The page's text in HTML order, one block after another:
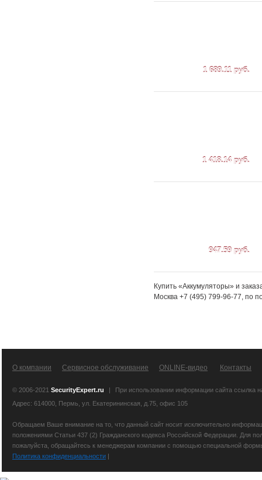
1 689.11 руб.
1 418.14 руб.
947.59 руб.
Купить «Аккумуляторы» и
Москва +7 (495) 799-96-77, по
О компании Сервисное обслуживание ONLINE-видео Контакты
© 2006-2021 SecurityExpert.ru |
При использовании информации сайта ссылка
Адрес: 614000, Пермь, ул. Екатерининская, д.75, офис 105
Обращаем Ваше внимание на то, что данный сайт носит исключительно
положениями Статьи 437 (2) Гражданского кодекса Российской Федерации. Для
пожалуйста, обращайтесь к менеджерам компании с помощью специальной
Политика конфиденциальности |